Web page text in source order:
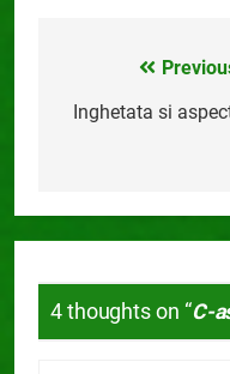
Navigare
în
Inghetata si
4 thoughts on “C-